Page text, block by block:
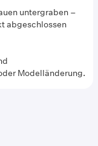
untergraben –
abgeschlossen
Modelländerung.